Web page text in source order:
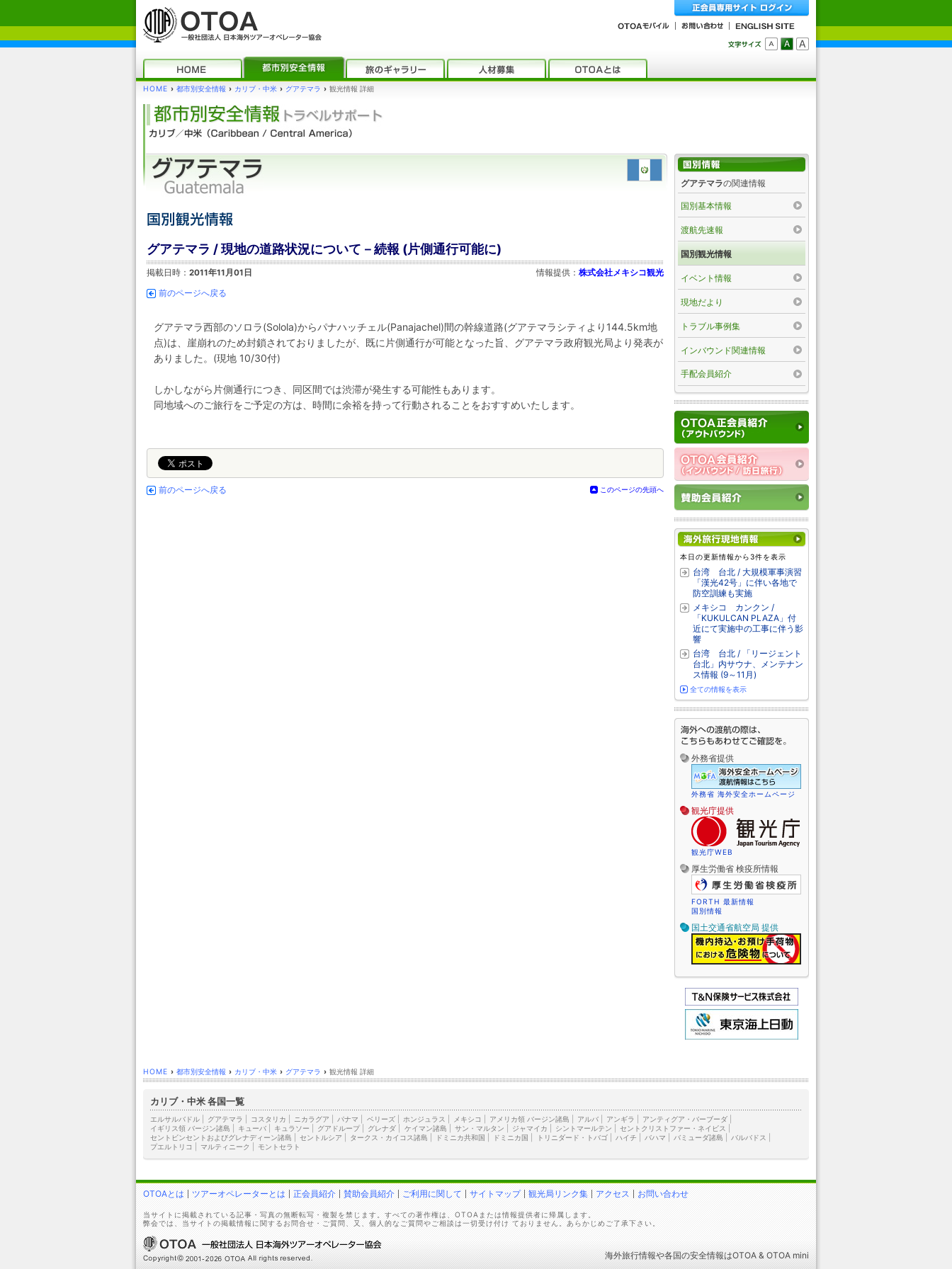
HOME › 都市別安全情報 › カリブ・中米 › グアテマラ › 観光情報 詳細
グアテマラ / 現地の道路状況について－続報 (片側通行可能に)
掲載日時： 2011年11月01日 情報提供： 株式会社メキシコ観光
前のページへ戻る
グアテマラ西部のソロラ(Solola)からパナハッチェル(Panajachel)間の幹線道路(グアテマラシティより144.5km地
点)は、崖崩れのため封鎖されておりましたが、既に片側通行が可能となった旨、グアテマラ政府観光局より発表が
ありました。(現地 10/30付)
しかしながら片側通行につき、同区間では渋滞が発生する可能性もあります。
同地域へのご旅行をご予定の方は、時間に余裕を持って行動されることをおすすめいたします。
前のページへ戻る このページの先頭へ
グアテマラの関連情報
国別基本情報
渡航先速報
国別観光情報
イベント情報
現地だより
トラブル事例集
インバウンド関連情報
手配会員紹介
本日の更新情報から3件を表示
台湾 台北 / 大規模軍事演習
「漢光42号」に伴い各地で
防空訓練も実施
メキシコ カンクン /
「KUKULCAN PLAZA」付
近にて実施中の工事に伴う影
響
台湾 台北 / 「リージェント
台北」内サウナ、メンテナン
ス情報 (9～11月)
全ての情報を表示
外務省提供
外務省 海外安全ホームページ
観光庁提供
観光庁WEB
厚生労働省 検疫所情報
FORTH 最新情報
国別情報
国土交通省航空局 提供
HOME › 都市別安全情報 › カリブ・中米 › グアテマラ › 観光情報 詳細
カリブ・中米 各国一覧
エルサルバドル グアテマラ コスタリカ ニカラグア パナマ ベリーズ| ホンジュラス メキシコ アメリカ領 バージン諸島 アルバ| アンギラ アンティグア・バーブーダ
イギリス領 バージン諸島
キューバ キュラソー グアドループ| グレナダ ケイマン諸島 サン・マルタン ジャマイカ シントマールテン セントクリストファー・ネイビス
セントビンセントおよびグレナディーン諸島
セントルシア タークス・カイコス諸島 ドミニカ共和国 ドミニカ国 トリニダード・トバゴ| ハイチ バハマ バミューダ諸島 バルバドス
プエルトリコ
マルティニーク モントセラト
OTOAとは ツアーオペレーターとは 正会員紹介 賛助会員紹介 ご利用に関して サイトマップ 観光局リンク集 アクセス お問い合わせ
当サイトに掲載されている記事・写真の無断転写・複製を禁じます。すべての著作権は、OTOAまたは情報提供者に帰属します。
弊会では、当サイトの掲載情報に関するお問合せ・ご質問、又、個人的なご質問やご相談は一切受け付け ておりません。あらかじめご了承下さい。
海外旅行情報や各国の安全情報はOTOA & OTOA mini